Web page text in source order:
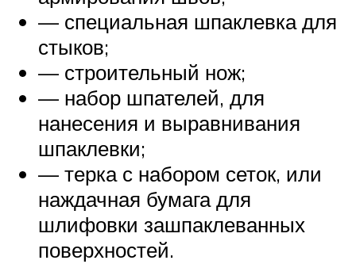
— специальная шпаклевка для
стыков;
— строительный нож;
— набор шпателей, для
нанесения и выравнивания
шпаклевки;
— терка с набором сеток, или
наждачная бумага для
шлифовки зашпаклеванных
поверхностей.